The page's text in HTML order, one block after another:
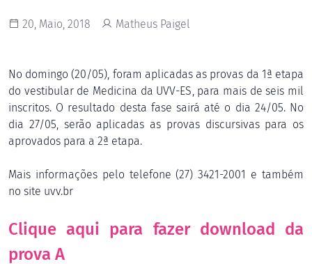
20, Maio, 2018 Matheus Paigel
No domingo (20/05), foram aplicadas as provas da 1ª etapa
do vestibular de Medicina da UVV-ES, para mais de seis mil
inscritos. O resultado desta fase sairá até o dia 24/05. No
dia 27/05, serão aplicadas as provas discursivas para os
aprovados para a 2ª etapa.
Mais informações pelo telefone (27) 3421-2001 e também
no site uvv.br
Clique aqui para fazer download da
prova A